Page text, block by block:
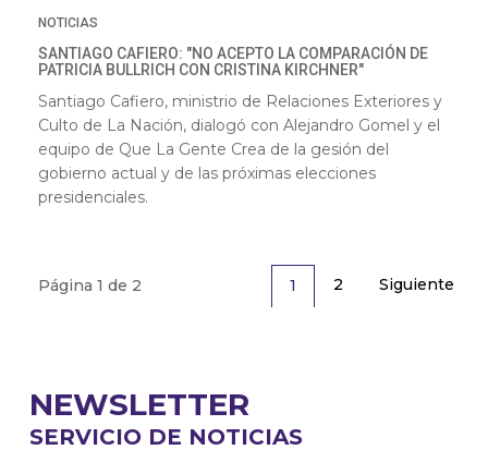
NOTICIAS
SANTIAGO CAFIERO: "NO ACEPTO LA COMPARACIÓN DE
PATRICIA BULLRICH CON CRISTINA KIRCHNER"
Santiago Cafiero, ministrio de Relaciones Exteriores y
Culto de La Nación, dialogó con Alejandro Gomel y el
equipo de Que La Gente Crea de la gesión del
gobierno actual y de las próximas elecciones
presidenciales.
1 2 Siguiente
Página 1 de 2
NEWSLETTER
SERVICIO DE NOTICIAS